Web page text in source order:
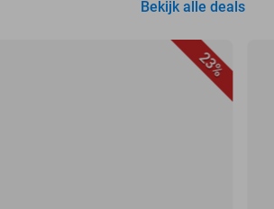
Bekijk alle deals
23%